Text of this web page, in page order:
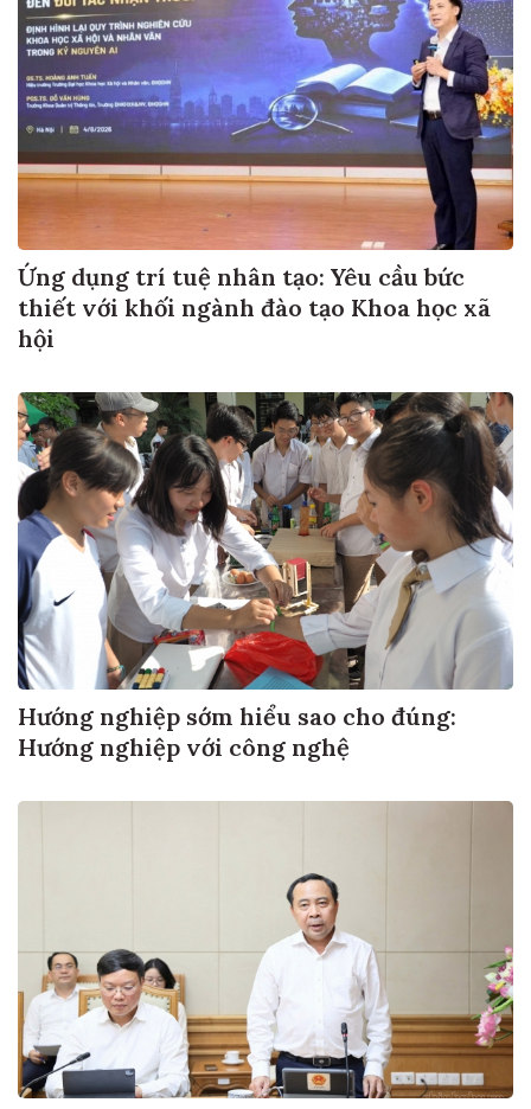
Ứng dụng trí tuệ nhân tạo: Yêu cầu bức
thiết với khối ngành đào tạo Khoa học xã
hội
Hướng nghiệp sớm hiểu sao cho đúng:
Hướng nghiệp với công nghệ